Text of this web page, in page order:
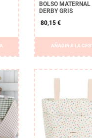
BOLSO MATERNAL
DERBY GRIS
80,15 €
AÑADIR A LA